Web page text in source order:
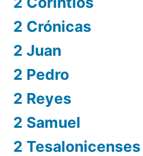
2 Crónicas
2 Juan
2 Pedro
2 Reyes
2 Samuel
2 Tesalonicenses